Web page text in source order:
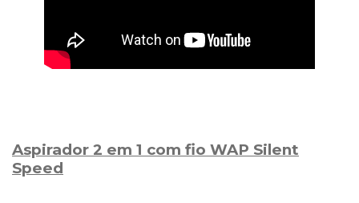
Aspirador 2 em 1 com fio WAP Silent
Speed